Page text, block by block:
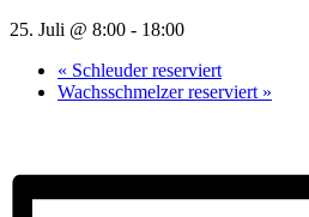
25. Juli @ 8:00 - 18:00
« Schleuder reserviert
Wachsschmelzer reserviert »